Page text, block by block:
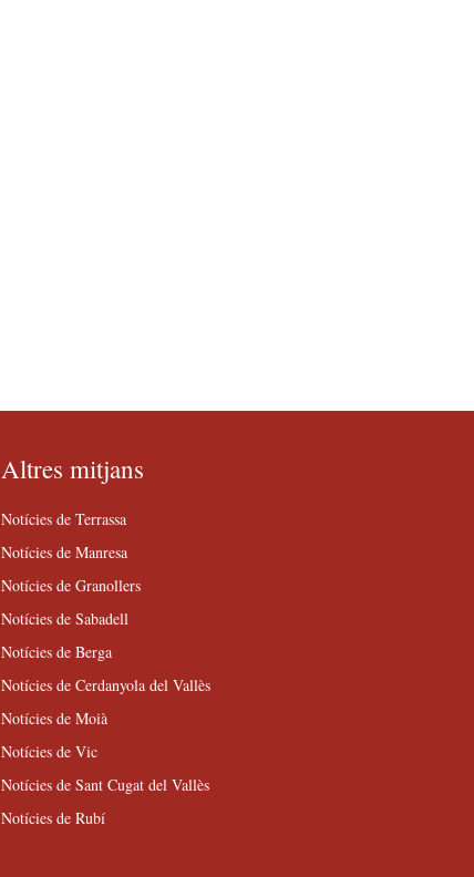
Altres mitjans
Notícies de Terrassa
Notícies de Manresa
Notícies de Granollers
Notícies de Sabadell
Notícies de Berga
Notícies de Cerdanyola del Vallès
Notícies de Moià
Notícies de Vic
Notícies de Sant Cugat del Vallès
Notícies de Rubí